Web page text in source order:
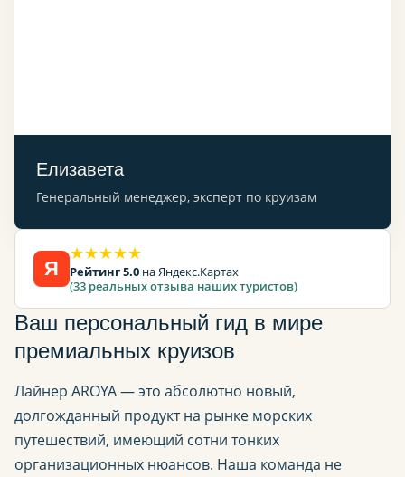
Елизавета
Генеральный менеджер, эксперт по круизам
Я
★★★★★
Рейтинг 5.0 на Яндекс.Картах
(33 реальных отзыва наших туристов)
Ваш персональный гид в мире
премиальных круизов
Лайнер AROYA — это абсолютно новый,
долгожданный продукт на рынке морских
путешествий, имеющий сотни тонких
организационных нюансов. Наша команда не